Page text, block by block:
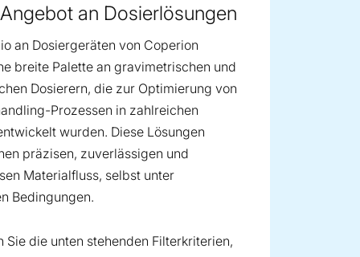
an Dosierlösungen
an Dosiergeräten von Coperion
breite Palette an gravimetrischen und
Dosierern, die zur Optimierung von
Prozessen in zahlreichen
wurden. Diese Lösungen
präzisen, zuverlässigen und
Materialfluss, selbst unter
Bedingungen.
Sie die unten stehenden Filterkriterien,